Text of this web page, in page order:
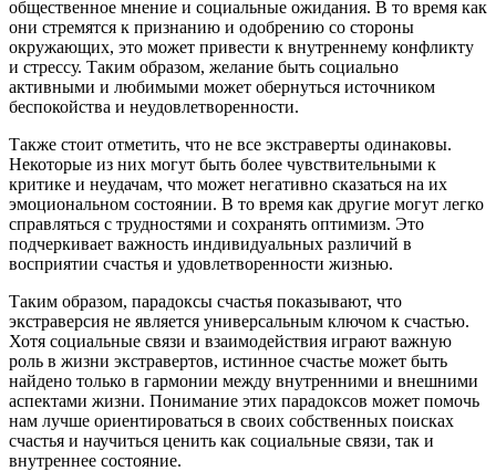
общественное мнение и социальные ожидания. В то время как
они стремятся к признанию и одобрению со стороны
окружающих, это может привести к внутреннему конфликту
и стрессу. Таким образом, желание быть социально
активными и любимыми может обернуться источником
беспокойства и неудовлетворенности.
Также стоит отметить, что не все экстраверты одинаковы.
Некоторые из них могут быть более чувствительными к
критике и неудачам, что может негативно сказаться на их
эмоциональном состоянии. В то время как другие могут легко
справляться с трудностями и сохранять оптимизм. Это
подчеркивает важность индивидуальных различий в
восприятии счастья и удовлетворенности жизнью.
Таким образом, парадоксы счастья показывают, что
экстраверсия не является универсальным ключом к счастью.
Хотя социальные связи и взаимодействия играют важную
роль в жизни экстравертов, истинное счастье может быть
найдено только в гармонии между внутренними и внешними
аспектами жизни. Понимание этих парадоксов может помочь
нам лучше ориентироваться в своих собственных поисках
счастья и научиться ценить как социальные связи, так и
внутреннее состояние.